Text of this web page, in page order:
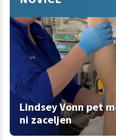
Lindsey Vonn pet
ni zaceljen